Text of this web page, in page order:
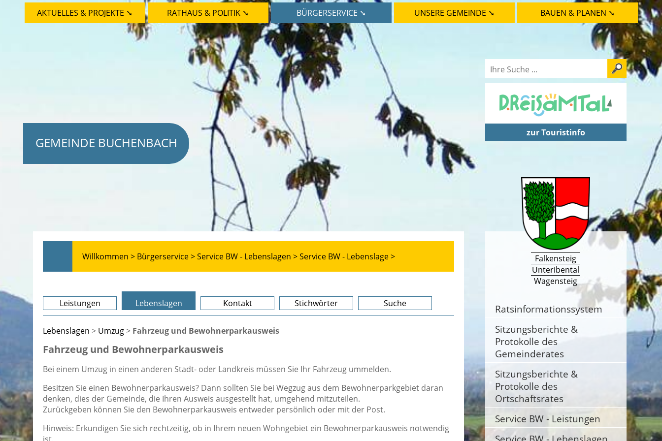
GEMEINDE BUCHENBACH
AKTUELLES & PROJEKTE ➘ RATHAUS & POLITIK ➘ BÜRGERSERVICE ➘ UNSERE GEMEINDE ➘ BAUEN & PLANEN ➘
zur Touristinfo
Willkommen > Bürgerservice >Service BW - Lebenslagen >Service BW - Lebenslage >
Leistungen Lebenslagen Kontakt Stichwörter Suche
Lebenslagen > Umzug> Fahrzeug und Bewohnerparkausweis
Fahrzeug und Bewohnerparkausweis
Bei einem Umzug in einen anderen Stadt- oder Landkreis müssen Sie Ihr Fahrzeug ummelden.
Besitzen Sie einen Bewohnerparkausweis? Dann sollten Sie bei Wegzug aus dem Bewohnerparkgebiet daran
denken, dies der Gemeinde, die Ihren Ausweis ausgestellt hat, umgehend mitzuteilen.
Zurückgeben können Sie den Bewohnerparkausweis entweder persönlich oder mit der Post.
Hinweis: Erkundigen Sie sich rechtzeitig, ob in Ihrem neuen Wohngebiet ein Bewohnerparkausweis notwendig
Falkensteig
Unteribental
Wagensteig
Ratsinformationssystem
Sitzungsberichte &
Protokolle des
Gemeinderates
Sitzungsberichte &
Protokolle des
Ortschaftsrates
Service BW - Leistungen